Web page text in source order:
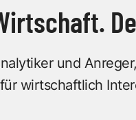
und
wirtschaftlich